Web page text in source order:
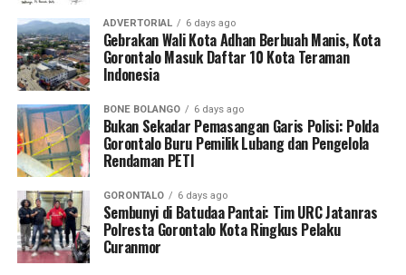
ADVERTORIAL 6 days ago
Gebrakan Wali Kota Adhan Berbuah Manis, Kota
Gorontalo Masuk Daftar 10 Kota Teraman
Indonesia
BONE BOLANGO 6 days ago
Bukan Sekadar Pemasangan Garis Polisi: Polda
Gorontalo Buru Pemilik Lubang dan Pengelola
Rendaman PETI
GORONTALO 6 days ago
Sembunyi di Batudaa Pantai: Tim URC Jatanras
Polresta Gorontalo Kota Ringkus Pelaku
Curanmor